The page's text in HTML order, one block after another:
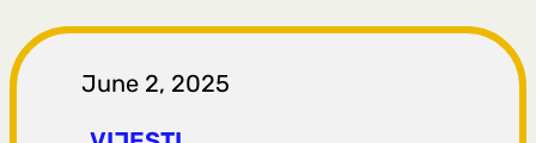
t
r
June 2, 2025